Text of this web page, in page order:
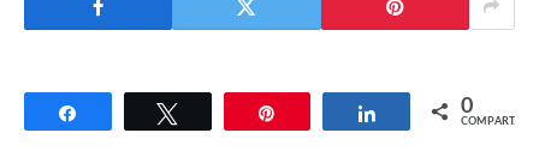
Compartilhar Compartilhar
0
COMPART.